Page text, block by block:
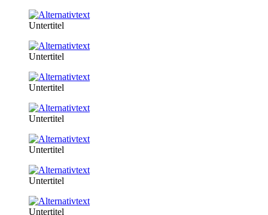
Untertitel
Untertitel
Untertitel
Untertitel
Untertitel
Untertitel
Untertitel